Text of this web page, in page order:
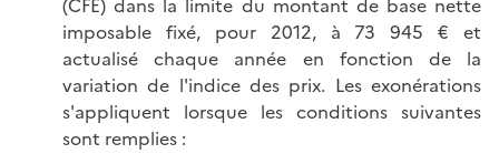
(CFE) dans la limite du montant de base nette
imposable fixé, pour 2012, à 73 945 € et
actualisé chaque année en fonction de la
variation de l'indice des prix. Les exonérations
s'appliquent lorsque les conditions suivantes
sont remplies :